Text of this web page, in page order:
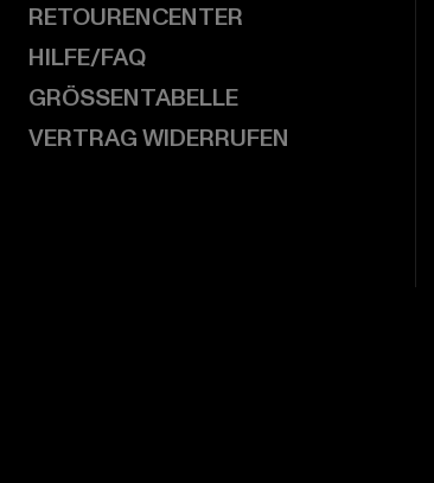
RETOURENCENTER
HILFE/FAQ
GRÖSSENTABELLE
VERTRAG WIDERRUFEN